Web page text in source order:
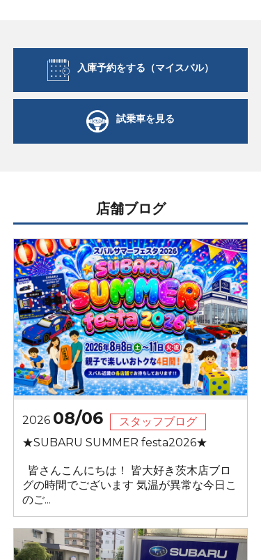
入庫予約をする（マイスバル）
試乗車を見る
店舗ブログ
2026 08/06
スタッフブログ
★SUBARU SUMMER festa2026★
皆さんこんにちは！ 皆大好き茨木店ブロ
グの時間でございます 気温が異常な今日こ
のご...